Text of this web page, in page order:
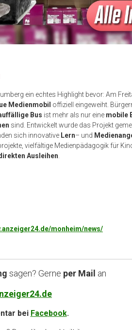
ein echtes Highlight bevor: Am
Medienmobil offiziell eingeweiht.
Bus ist mehr als nur eine mobile
sind. Entwickelt wurde das Projekt
sich innovative Lern– und
vielfältige Medienpädagogik für
Ausleihen.
monheim/news/
sagen? Gerne per Mail an
bei Facebook.